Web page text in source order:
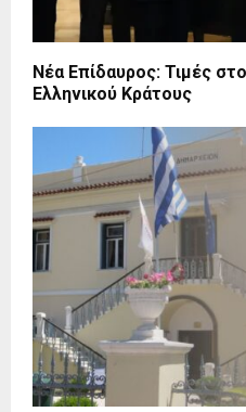
Νέα Επίδαυρος: Τιμές
Ελληνικού Κράτους